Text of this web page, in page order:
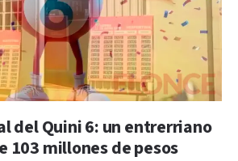
del Quini 6: un entrerriano
103 millones de pesos